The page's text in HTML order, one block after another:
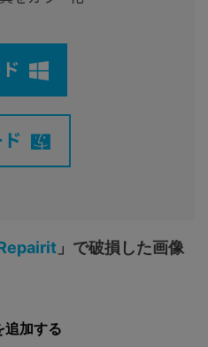
」で破損した画像
加する